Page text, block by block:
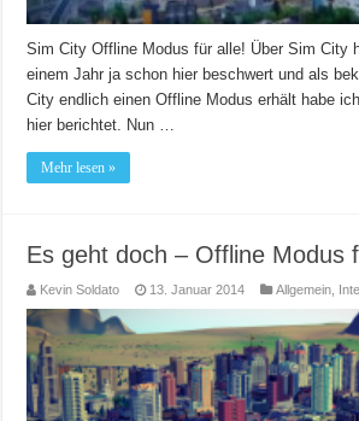
Sim City Offline Modus für alle! Über Sim City
einem Jahr ja schon hier beschwert und als
City endlich einen Offline Modus erhält habe
hier berichtet. Nun …
Mehr lesen »
Es geht doch – Offline Modus
Kevin Soldato 13. Januar 2014 Allgemein